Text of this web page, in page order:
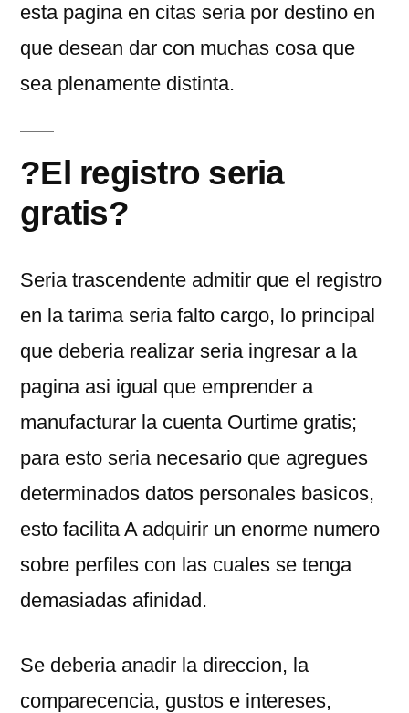
esta pagina en citas seria por destino en
que desean dar con muchas cosa que
sea plenamente distinta.
?El registro seria
gratis?
Seria trascendente admitir que el registro
en la tarima seria falto cargo, lo principal
que deberia realizar seria ingresar a la
pagina asi igual que emprender a
manufacturar la cuenta Ourtime gratis;
para esto seria necesario que agregues
determinados datos personales basicos,
esto facilita A adquirir un enorme numero
sobre perfiles con las cuales se tenga
demasiadas afinidad.
Se deberia anadir la direccion, la
comparecencia, gustos e intereses,